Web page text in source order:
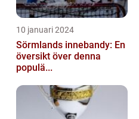
10 januari 2024
Sörmlands innebandy: En
översikt över denna
populä...